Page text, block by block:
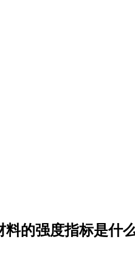
料的强度指标是什